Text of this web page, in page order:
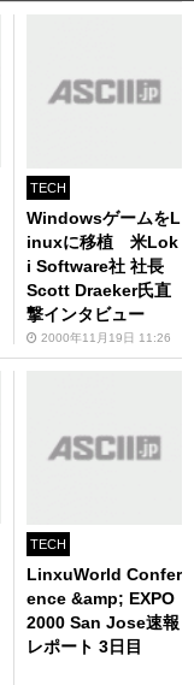
TECH
WindowsゲームをL
inuxに移植 米Lok
i Software社 社長
Scott Draeker氏直
撃インタビュー
2000年11月19日 11:26
TECH
LinxuWorld Confer
ence &amp; EXPO
2000 San Jose速報
レポート 3日目